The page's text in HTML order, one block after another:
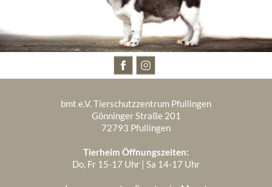
bmt e.V. Tierschutzzentrum Pfullingen
Gönninger Straße 201
72793 Pfullingen
Tierheim Öffnungszeiten:
Do, Fr 15-17 Uhr | Sa 14-17 Uhr